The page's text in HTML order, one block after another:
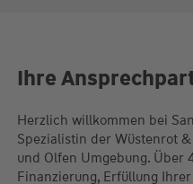
Ihre
Herzlich willkommen bei
Spezialistin der Wüstenrot
und Olfen Umgebung. Über
Finanzierung, Erfüllung